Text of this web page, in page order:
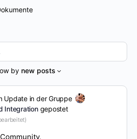
by new posts
Update in der Gruppe
Integrationgepostet